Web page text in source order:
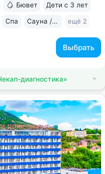
Выбрать
Бювет Дети с 3 лет
Спа Сауна / хаммам ещё 2
диагностика»